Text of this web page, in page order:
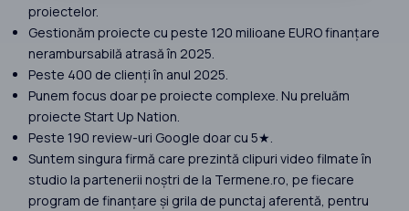
proiectelor.
Gestionăm proiecte cu peste 120 milioane EURO finanțare
nerambursabilă atrasă în 2025.
Peste 400 de clienți în anul 2025.
Punem focus doar pe proiecte complexe. Nu preluăm
proiecte Start Up Nation.
Peste 190 review-uri Google doar cu 5★.
Suntem singura firmă care prezintă clipuri video filmate în
studio la partenerii noștri de la Termene.ro, pe fiecare
program de finanțare și grila de punctaj aferentă, pentru